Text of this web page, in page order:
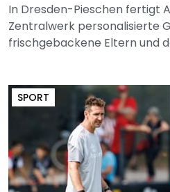
In Dresden-Pieschen fertigt
Zentralwerk personalisierte
frischgebackene Eltern und
SPORT